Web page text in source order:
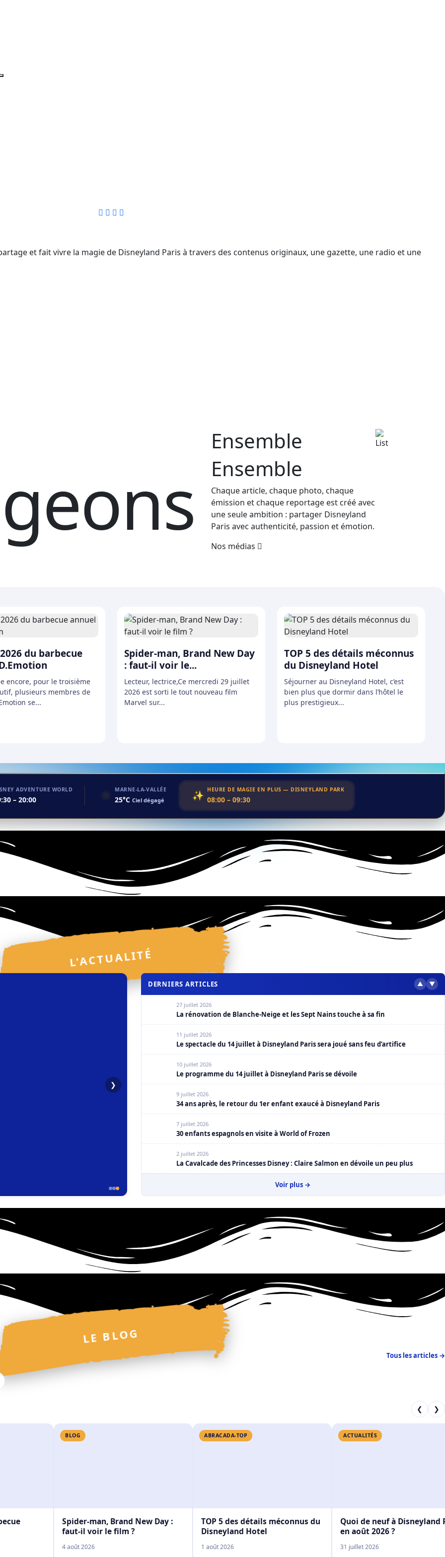
et fait vivre la magie de Disneyland Paris à travers des contenus originaux, une gazette, une radio et une
Ensemble
Ensemble
Chaque article, chaque photo, chaque
émission et chaque reportage est créé avec
une seule ambition : partager Disneyland
Paris avec authenticité, passion et émotion.
Nos médias
du barbecue
encore, pour le troisième
plusieurs membres de
se...
Spider-man, Brand New Day
: faut-il voir le...
Lecteur, lectrice,Ce mercredi 29 juillet
2026 est sorti le tout nouveau film
Marvel sur...
TOP 5 des détails méconnus
du Disneyland Hotel
Séjourner au Disneyland Hotel, c’est
bien plus que dormir dans l’hôtel le
plus prestigieux...
ADVENTURE WORLD
– 20:00 ☀️ MARNE-LA-VALLÉE
25°CCiel dégagé ✨ HEURE DE MAGIE EN PLUS — DISNEYLAND PARK
08:00 – 09:30
L'ACTUALITÉ
❯
DERNIERS ARTICLES ▲ ▼
27 juillet 2026
La rénovation de Blanche-Neige et les Sept Nains touche à sa fin
11 juillet 2026
Le spectacle du 14 juillet à Disneyland Paris sera joué sans feu d’artifice
10 juillet 2026
Le programme du 14 juillet à Disneyland Paris se dévoile
9 juillet 2026
34 ans après, le retour du 1er enfant exaucé à Disneyland Paris
7 juillet 2026
30 enfants espagnols en visite à World of Frozen
2 juillet 2026
La Cavalcade des Princesses Disney : Claire Salmon en dévoile un peu plus
Voir plus →
LE BLOG
Tous les articles →
❮ ❯
BLOG
Spider-man, Brand New Day :
faut-il voir le film ?
4 août 2026
ABRACADA-TOP
TOP 5 des détails méconnus du
Disneyland Hotel
1 août 2026
ACTUALITÉS
Quoi de neuf à Disneyland
en août 2026 ?
31 juillet 2026